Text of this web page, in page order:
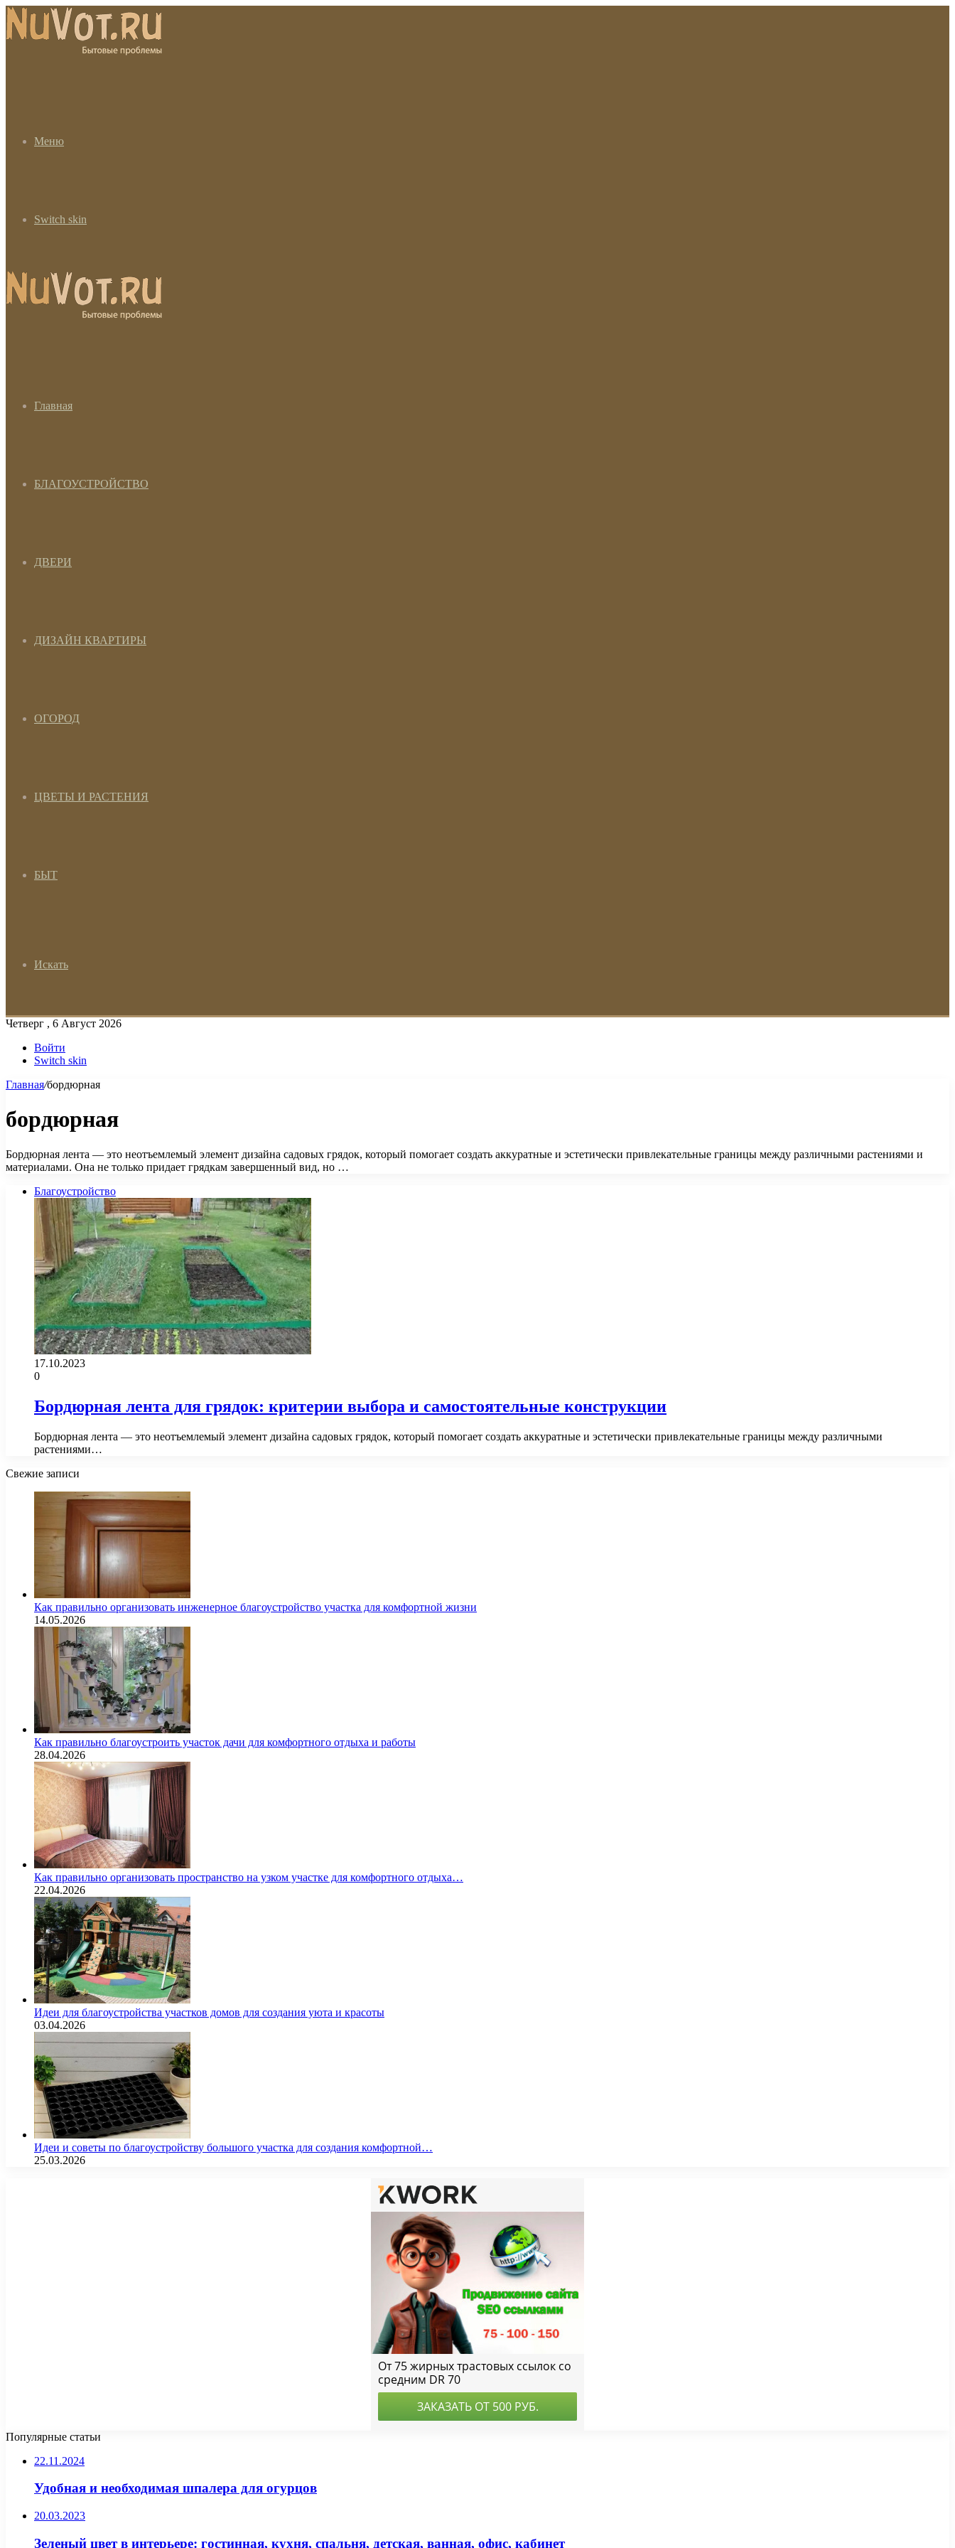
Меню
Switch skin
Главная
БЛАГОУСТРОЙСТВО
ДВЕРИ
ДИЗАЙН КВАРТИРЫ
ОГОРОД
ЦВЕТЫ И РАСТЕНИЯ
БЫТ
Искать
Четверг , 6 Август 2026
Войти
Switch skin
Главная/бордюрная
бордюрная
Бордюрная лента — это неотъемлемый элемент дизайна садовых грядок, который помогает создать аккуратные и эстетически привлекательные границы между различными растениями и
материалами. Она не только придает грядкам завершенный вид, но …
Благоустройство
17.10.2023
0
Бордюрная лента для грядок: критерии выбора и самостоятельные конструкции
Бордюрная лента — это неотъемлемый элемент дизайна садовых грядок, который помогает создать аккуратные и эстетически привлекательные границы между различными
растениями…
Свежие записи
Как правильно организовать инженерное благоустройство участка для комфортной жизни
14.05.2026
Как правильно благоустроить участок дачи для комфортного отдыха и работы
28.04.2026
Как правильно организовать пространство на узком участке для комфортного отдыха…
22.04.2026
Идеи для благоустройства участков домов для создания уюта и красоты
03.04.2026
Идеи и советы по благоустройству большого участка для создания комфортной…
25.03.2026
Популярные статьи
22.11.2024
Удобная и необходимая шпалера для огурцов
20.03.2023
Зеленый цвет в интерьере: гостинная, кухня, спальня, детская, ванная, офис, кабинет